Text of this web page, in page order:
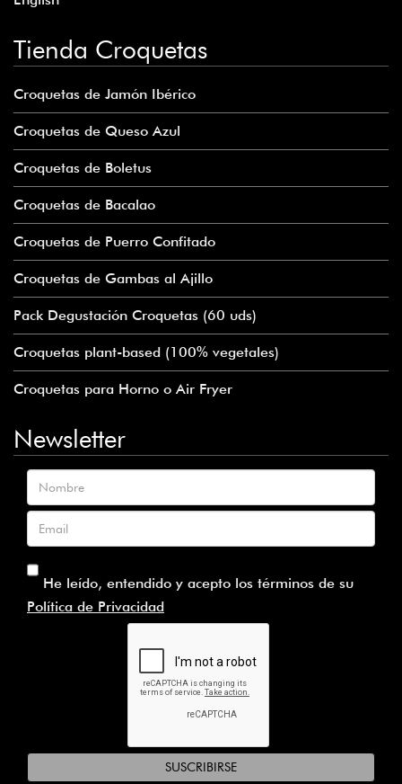
Tienda Croquetas
Croquetas de Jamón Ibérico
Croquetas de Queso Azul
Croquetas de Boletus
Croquetas de Bacalao
Croquetas de Puerro Confitado
Croquetas de Gambas al Ajillo
Pack Degustación Croquetas (60 uds)
Croquetas plant-based (100% vegetales)
Croquetas para Horno o Air Fryer
Newsletter
Nombre
Email
He leído, entendido y acepto los términos de su
Política de Privacidad
SUSCRIBIRSE